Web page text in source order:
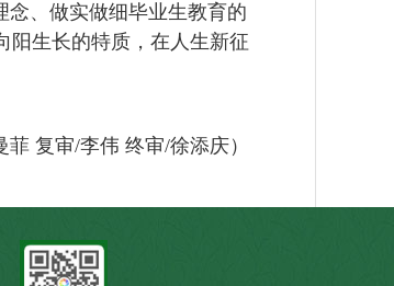
念、做实做细毕业生教育的
阳生长的特质，在人生新征
复审/李伟 终审/徐添庆）